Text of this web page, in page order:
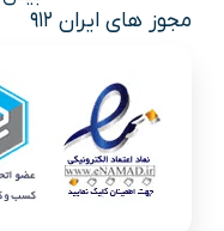
مجوز های ایران 912